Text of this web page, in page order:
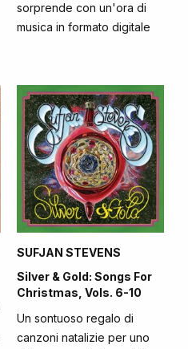
sorprende con un'ora di
musica in formato digitale
SUFJAN STEVENS
Silver & Gold: Songs For
Christmas, Vols. 6-10
Un sontuoso regalo di
canzoni natalizie per uno